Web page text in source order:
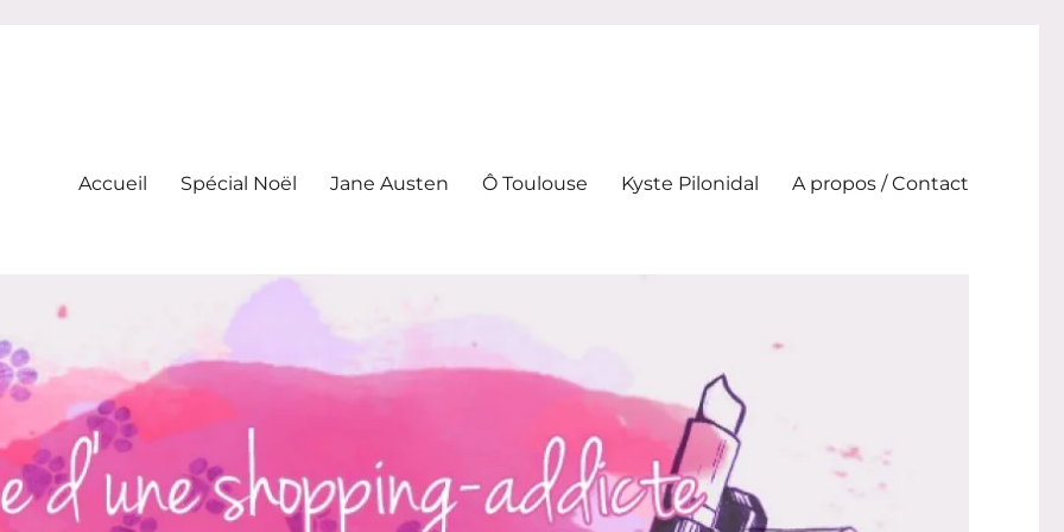
Accueil Spécial Noël Jane Austen Ô Toulouse Kyste Pilonidal A propos / Contact